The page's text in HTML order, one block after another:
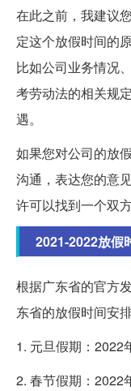
在此之前，我建议
定这个放假时间的
比如公司业务情况
考劳动法的相关规
遇。
如果您对公司的放
沟通，表达您的意
许可以找到一个双
2021-2022放假
根据广东省的官方
东省的放假时间安
1. 元旦假期：2022
2. 春节假期：2022